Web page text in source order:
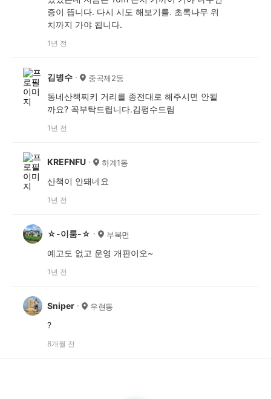
증이 뜹니다. 다시 시도 해보기를. 초록나무 위
치까지 가야 됩니다.
1년 전
김병수 중곡제2동
동네산책찌키 거리를 종전대로 해주시면 안될
까요? 꼭부탁드립니다.김펑수드림
1년 전
KREFNFU 하계1동
산책이 안돼네요
1년 전
☆-이룸-☆ 부북면
예고도 없고 운영 개판이오~
1년 전
Sniper 우현동
?
8개월 전